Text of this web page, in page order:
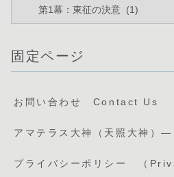
固定ページ
お問い合わせ Contact Us
アマテラス大神（天照大神）
プライバシーポリシー （